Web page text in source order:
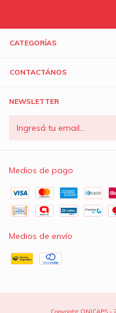
CATEGORÍAS
CONTACTÁNOS
NEWSLETTER
Medios de pago
Medios de envío